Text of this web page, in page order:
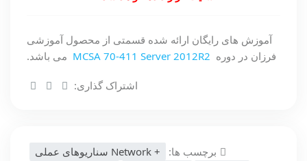
آموزش های رایگان ارائه شده قسمتی از محصول آموزشی
فرزان در دوره MCSA 70-411 Server 2012R2 می باشد.
اشتراک گذاری:
برچسب ها:
+ Network سناریوهای عملی